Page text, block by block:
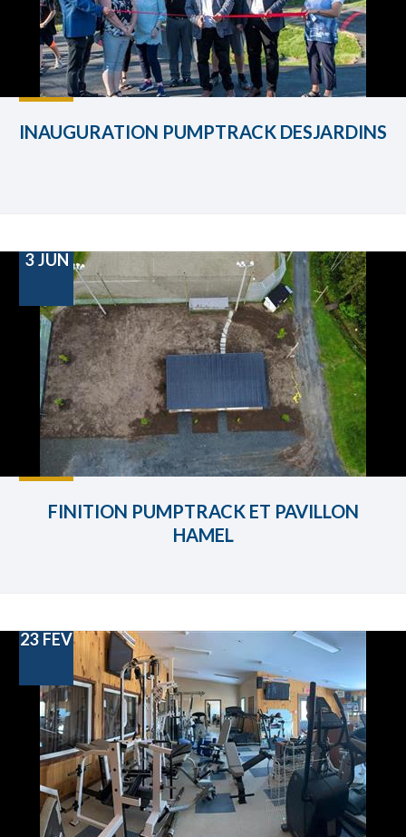
INAUGURATION PUMPTRACK DESJARDINS
3 JUN
FINITION PUMPTRACK ET PAVILLON
HAMEL
23 FEV